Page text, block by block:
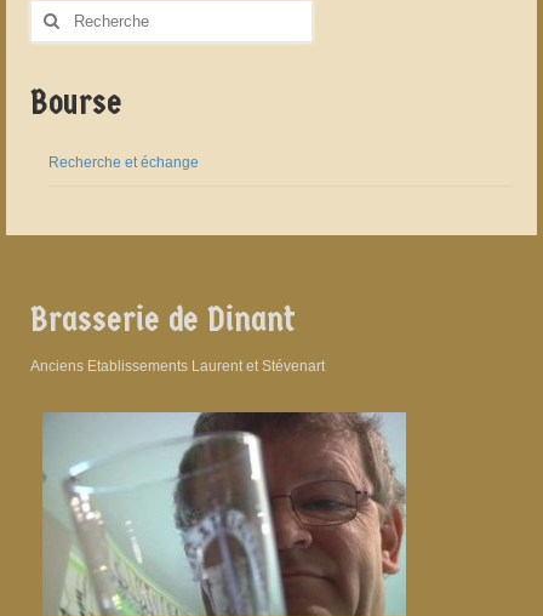
Rechercher
Bourse
Recherche et échange
Brasserie de Dinant
Anciens Etablissements Laurent et Stévenart